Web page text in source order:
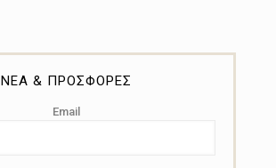
ΝΕΑ & ΠΡΟΣΦΟΡΕΣ
Email